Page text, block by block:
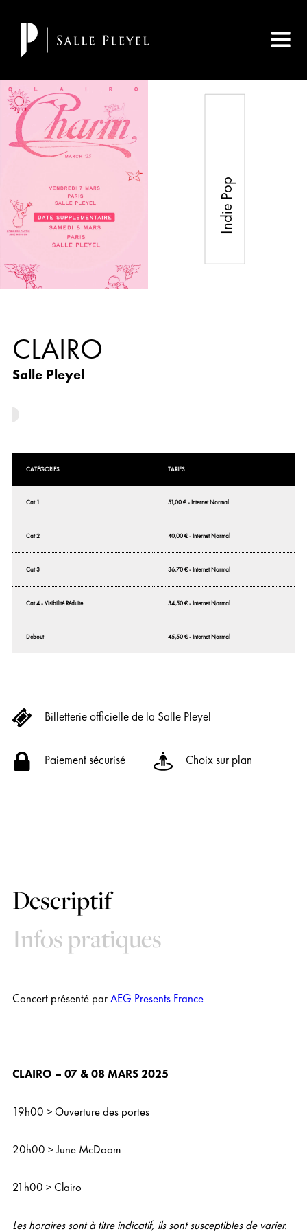
Indie Pop
CLAIRO
Salle Pleyel
CATÉGORIES TARIFS
Cat 1 51,00 € - Internet Normal
Cat 2 40,00 € - Internet Normal
Cat 3 36,70 € - Internet Normal
Cat 4 - Visibilité Réduite 34,50 € - Internet Normal
Debout 45,50 € - Internet Normal
Billetterie officielle de la Salle Pleyel
Paiement sécurisé Choix sur plan
Descriptif
Infos pratiques
Concert présenté parAEG Presents France
CLAIRO – 07 & 08 MARS 2025
19h00 > Ouverture des portes
20h00 > June McDoom
21h00 > Clairo
Les horaires sont à titre indicatif, ils sont susceptibles de varier.